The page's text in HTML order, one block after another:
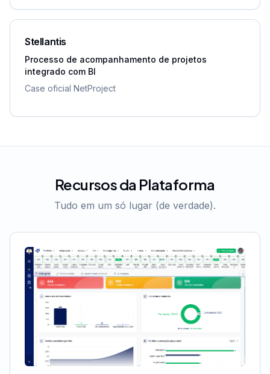
Stellantis
Processo de acompanhamento de projetos
integrado com BI
Case oficial NetProject
Recursos da Plataforma
Tudo em um só lugar (de verdade).